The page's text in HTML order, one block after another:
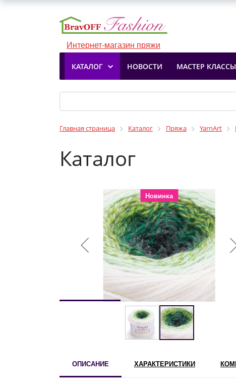
Интернет-магазин пряжи
КАТАЛОГ НОВОСТИ МАСТЕР КЛАССЫ
Главная страница Каталог Пряжа YarnArt
Каталог
Новинка
ОПИСАНИЕ ХАРАКТЕРИСТИКИ